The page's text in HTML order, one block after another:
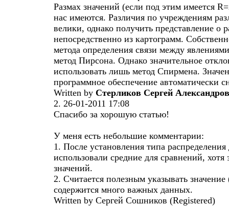
Размах значений (если под этим имеется
нас имеются. Различия по учреждениям
велики, однако получить представление о
непосредственно из картограмм.
метода определения связи между
метод Пирсона. Однако значительное
использовать лишь метод Спирмена.
программное обеспечение
Written by Стерликов Сергей
2. 26-01-2011 17:08
Спасибо за хорошую статью!
У меня есть небольшие комментарии:
1. После установления типа
использовали средние для сравнений,
значений.
2. Считается полезным указывать
содержится много важных данных.
Written by Сергей Сошников (Registered)